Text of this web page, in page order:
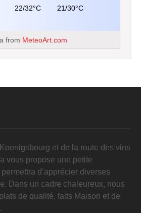
22/32°C 21/30°C
from MeteoArt.com
et de la route des vins
vous propose une petite
d’apprécier diverses
Dans un cadre chaleureux, nous
de qualité, faits Maison et de